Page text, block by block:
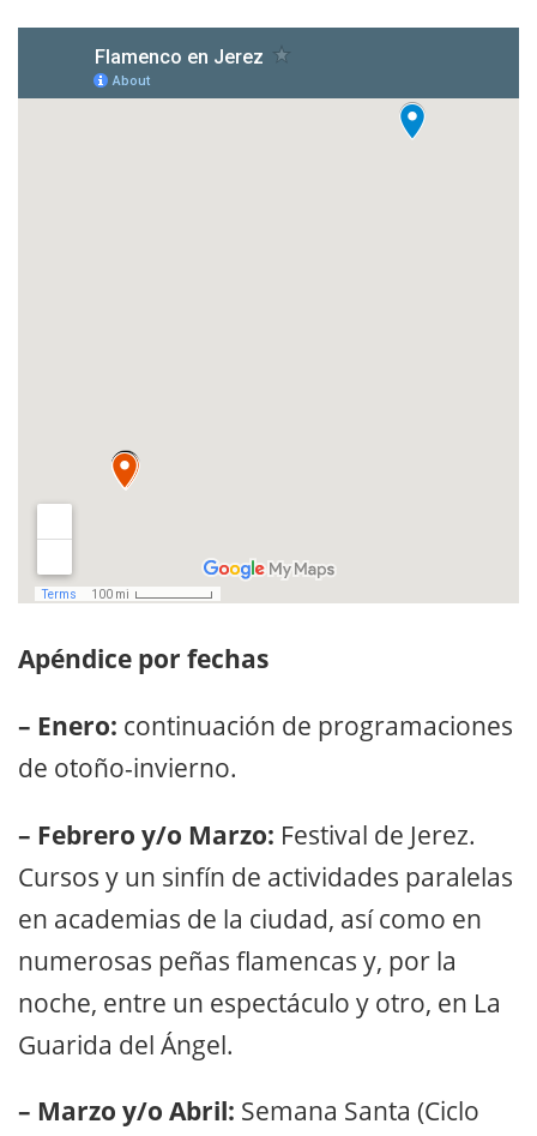
Apéndice por fechas
– Enero: continuación de programaciones
de otoño-invierno.
– Febrero y/o Marzo: Festival de Jerez.
Cursos y un sinfín de actividades paralelas
en academias de la ciudad, así como en
numerosas peñas flamencas y, por la
noche, entre un espectáculo y otro, en La
Guarida del Ángel.
– Marzo y/o Abril: Semana Santa (Ciclo